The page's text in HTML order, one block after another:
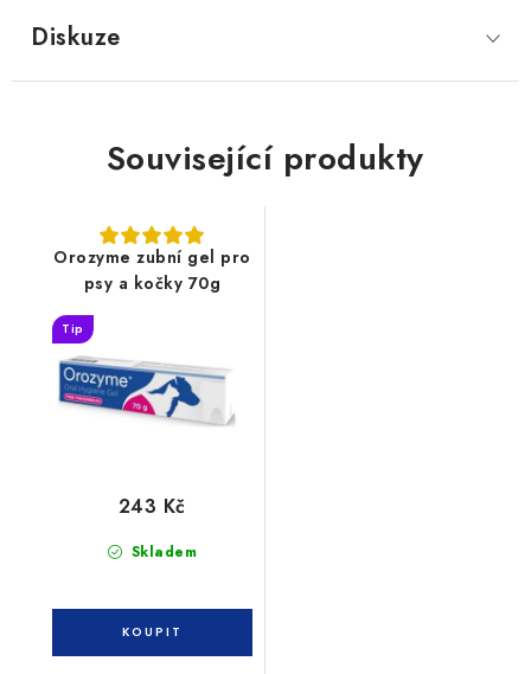
Diskuze
Související produkty
Orozyme zubní gel pro
psy a kočky 70g
Tip
Skladem
243 Kč